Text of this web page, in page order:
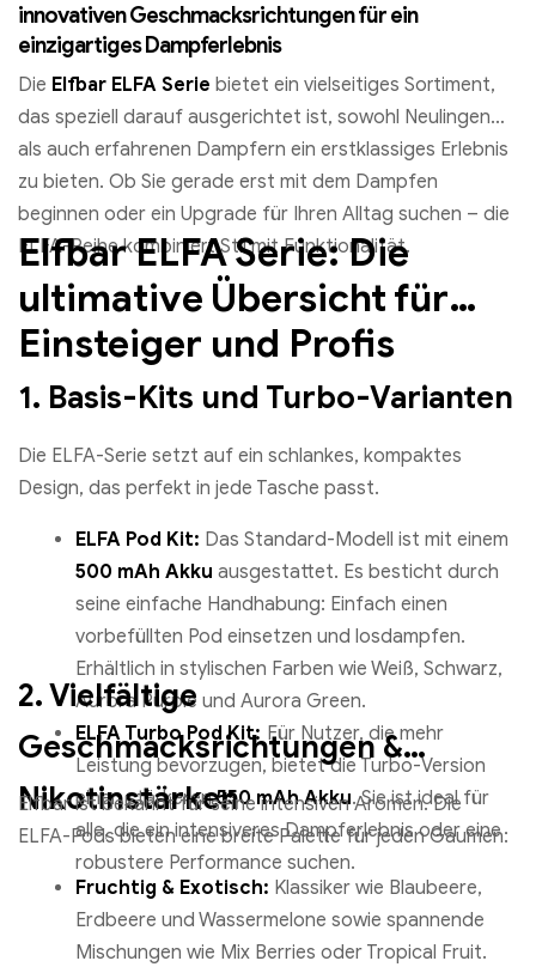
innovativen Geschmacksrichtungen für ein
einzigartiges Dampferlebnis
Die Elfbar ELFA Serie bietet ein vielseitiges Sortiment,
das speziell darauf ausgerichtet ist, sowohl Neulingen
als auch erfahrenen Dampfern ein erstklassiges Erlebnis
zu bieten. Ob Sie gerade erst mit dem Dampfen
beginnen oder ein Upgrade für Ihren Alltag suchen – die
ELFA-Reihe kombiniert Stil mit Funktionalität.
Elfbar ELFA Serie: Die
ultimative Übersicht für
Einsteiger und Profis
1. Basis-Kits und Turbo-Varianten
Die ELFA-Serie setzt auf ein schlankes, kompaktes
Design, das perfekt in jede Tasche passt.
ELFA Pod Kit: Das Standard-Modell ist mit einem
500 mAh Akku ausgestattet. Es besticht durch
seine einfache Handhabung: Einfach einen
vorbefüllten Pod einsetzen und losdampfen.
Erhältlich in stylischen Farben wie Weiß, Schwarz,
Aurora Purple und Aurora Green.
ELFA Turbo Pod Kit: Für Nutzer, die mehr
Leistung bevorzugen, bietet die Turbo-Version
einen stärkeren550 mAh Akku. Sie ist ideal für
alle, die ein intensiveres Dampferlebnis oder eine
robustere Performance suchen.
2. Vielfältige
Geschmacksrichtungen &
Nikotinstärken
Elfbar ist bekannt für seine intensiven Aromen.Die
ELFA-Pods bieten eine breite Palette für jeden Gaumen:
Fruchtig & Exotisch: Klassiker wie Blaubeere,
Erdbeere und Wassermelone sowie spannende
Mischungen wie Mix Berries oder Tropical Fruit.